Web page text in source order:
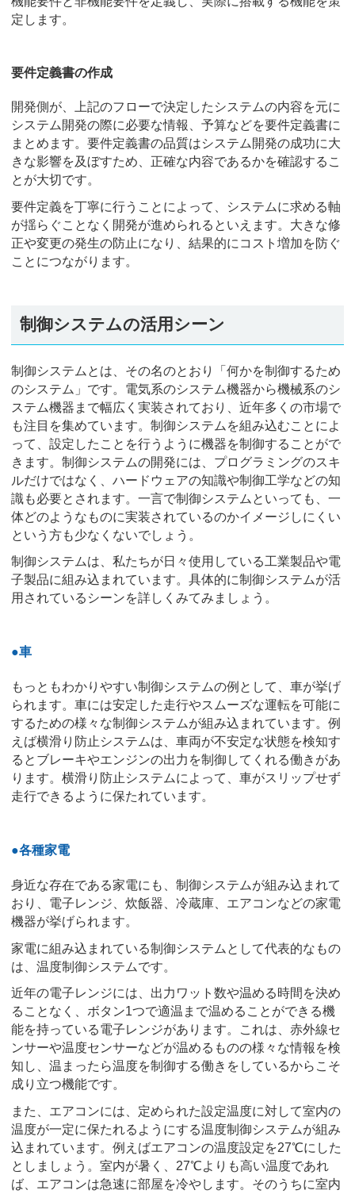
定します。
要件定義書の作成
開発側が、上記のフローで決定したシステムの内容を元に
システム開発の際に必要な情報、予算などを要件定義書に
まとめます。要件定義書の品質はシステム開発の成功に大
きな影響を及ぼすため、正確な内容であるかを確認するこ
とが大切です。
要件定義を丁寧に行うことによって、システムに求める軸
が揺らぐことなく開発が進められるといえます。大きな修
正や変更の発生の防止になり、結果的にコスト増加を防ぐ
ことにつながります。
制御システムの活用シーン
制御システムとは、その名のとおり「何かを制御するため
のシステム」です。電気系のシステム機器から機械系のシ
ステム機器まで幅広く実装されており、近年多くの市場で
も注目を集めています。制御システムを組み込むことによ
って、設定したことを行うように機器を制御することがで
きます。制御システムの開発には、プログラミングのスキ
ルだけではなく、ハードウェアの知識や制御工学などの知
識も必要とされます。一言で制御システムといっても、一
体どのようなものに実装されているのかイメージしにくい
という方も少なくないでしょう。
制御システムは、私たちが日々使用している工業製品や電
子製品に組み込まれています。具体的に制御システムが活
用されているシーンを詳しくみてみましょう。
●車
もっともわかりやすい制御システムの例として、車が挙げ
られます。車には安定した走行やスムーズな運転を可能に
するための様々な制御システムが組み込まれています。例
えば横滑り防止システムは、車両が不安定な状態を検知す
るとブレーキやエンジンの出力を制御してくれる働きがあ
ります。横滑り防止システムによって、車がスリップせず
走行できるように保たれています。
●各種家電
身近な存在である家電にも、制御システムが組み込まれて
おり、電子レンジ、炊飯器、冷蔵庫、エアコンなどの家電
機器が挙げられます。
家電に組み込まれている制御システムとして代表的なもの
は、温度制御システムです。
近年の電子レンジには、出力ワット数や温める時間を決め
ることなく、ボタン1つで適温まで温めることができる機
能を持っている電子レンジがあります。これは、赤外線セ
ンサーや温度センサーなどが温めるものの様々な情報を検
知し、温まったら温度を制御する働きをしているからこそ
成り立つ機能です。
また、エアコンには、定められた設定温度に対して室内の
温度が一定に保たれるようにする温度制御システムが組み
込まれています。例えばエアコンの温度設定を27℃にした
としましょう。室内が暑く、27℃よりも高い温度であれ
ば、エアコンは急速に部屋を冷やします。そのうちに室内